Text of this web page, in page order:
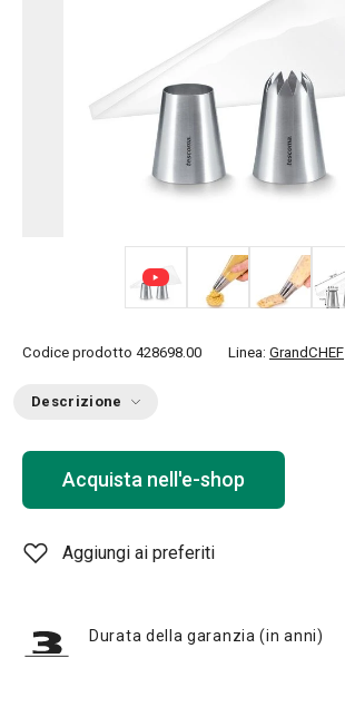
Codice prodotto 428698.00 Linea: GrandCHEF
Descrizione
Acquista nell'e-shop
Aggiungi ai preferiti
Durata della garanzia (in anni)